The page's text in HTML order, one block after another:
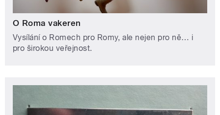
O Roma vakeren
Vysílání o Romech pro Romy, ale nejen pro ně… i
pro širokou veřejnost.